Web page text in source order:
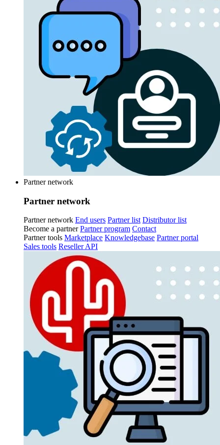
Partner network
Partner network
Partner network End users Partner list Distributor list
Become a partner Partner program Contact
Partner tools Marketplace Knowledgebase Partner portal
Sales tools Reseller API